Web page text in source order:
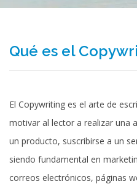
Qué es el
El Copywriting es el arte de
motivar al lector a realizar una
un producto, suscribirse a un
siendo fundamental en
correos electrónicos, páginas